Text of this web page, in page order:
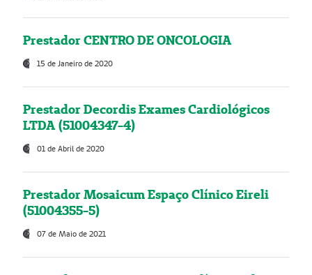
Prestador CENTRO DE ONCOLOGIA
15 de Janeiro de 2020
Prestador Decordis Exames Cardiológicos
LTDA (51004347-4)
01 de Abril de 2020
Prestador Mosaicum Espaço Clínico Eireli
(51004355-5)
07 de Maio de 2021